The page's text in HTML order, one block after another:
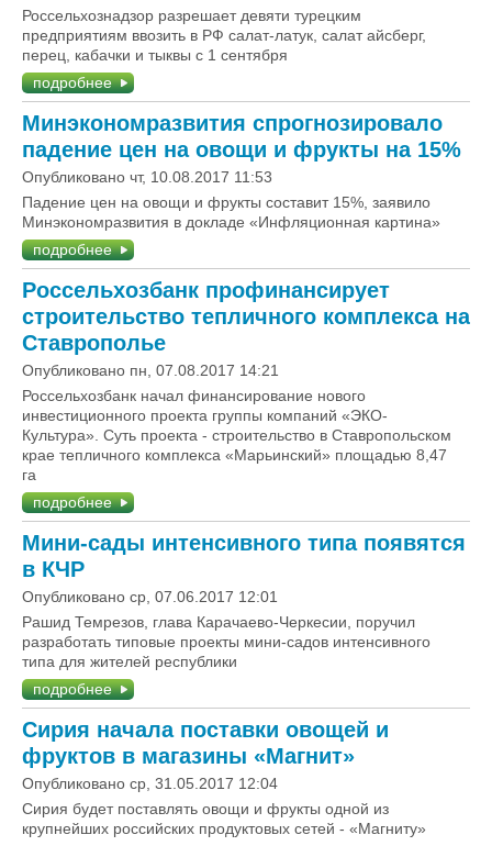
Россельхознадзор разрешает девяти турецким
предприятиям ввозить в РФ салат-латук, салат айсберг,
перец, кабачки и тыквы с 1 сентября
подробнее
Минэкономразвития спрогнозировало
падение цен на овощи и фрукты на 15%
Опубликовано чт, 10.08.2017 11:53
Падение цен на овощи и фрукты составит 15%, заявило
Минэкономразвития в докладе «Инфляционная картина»
подробнее
Россельхозбанк профинансирует
строительство тепличного комплекса на
Ставрополье
Опубликовано пн, 07.08.2017 14:21
Россельхозбанк начал финансирование нового
инвестиционного проекта группы компаний «ЭКО-
Культура». Суть проекта - строительство в Ставропольском
крае тепличного комплекса «Марьинский» площадью 8,47
га
подробнее
Мини-сады интенсивного типа появятся
в КЧР
Опубликовано ср, 07.06.2017 12:01
Рашид Темрезов, глава Карачаево-Черкесии, поручил
разработать типовые проекты мини-садов интенсивного
типа для жителей республики
подробнее
Сирия начала поставки овощей и
фруктов в магазины «Магнит»
Опубликовано ср, 31.05.2017 12:04
Сирия будет поставлять овощи и фрукты одной из
крупнейших российских продуктовых сетей - «Магниту»